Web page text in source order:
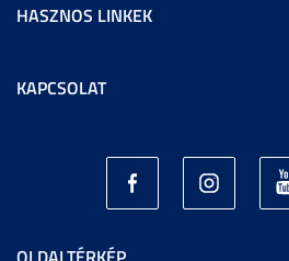
HASZNOS LINKEK
KAPCSOLAT
OLDALTÉRKÉP